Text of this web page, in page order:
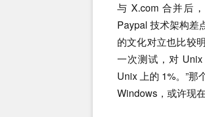
与 X.com 合并后
Paypal 技术架构差
的文化对立也比较
一次测试，对
Unix 上的 1%。”那
Windows，或许现